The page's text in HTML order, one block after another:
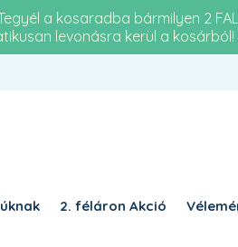
a kosaradba bármilyen 2
levonásra kerül a kosárból!
2. féláron Akció